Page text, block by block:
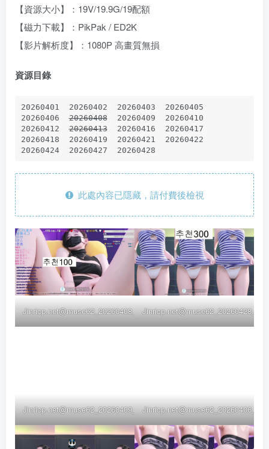
【資源大小】：19V/19.9G/19配額
【磁力下載】：PikPak / ED2K
【影片解析度】：1080P 高畫質無損
資源目錄
20260401  20260402  20260403  20260405
20260406 20260408
  20260409  20260410
20260412 20260413
  20260416  20260417
20260418  20260419  20260421  20260422
20260424  20260427  20260428
此處內容已隱藏，請付費後檢視
Jinricp.net@muse62_20260408_011Jinricp.net@muse62_20260428_016
Jinricp.net@muse62_20260409_008Jinricp.net@muse62_20260406_003